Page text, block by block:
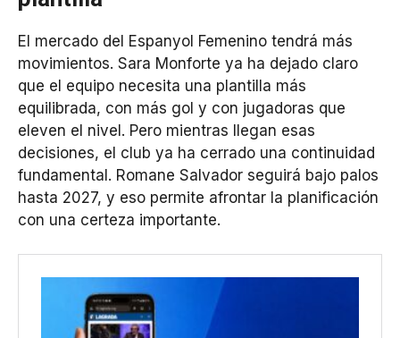
El mercado del Espanyol Femenino tendrá más
movimientos. Sara Monforte ya ha dejado claro
que el equipo necesita una plantilla más
equilibrada, con más gol y con jugadoras que
eleven el nivel. Pero mientras llegan esas
decisiones, el club ya ha cerrado una continuidad
fundamental. Romane Salvador seguirá bajo palos
hasta 2027, y eso permite afrontar la planificación
con una certeza importante.